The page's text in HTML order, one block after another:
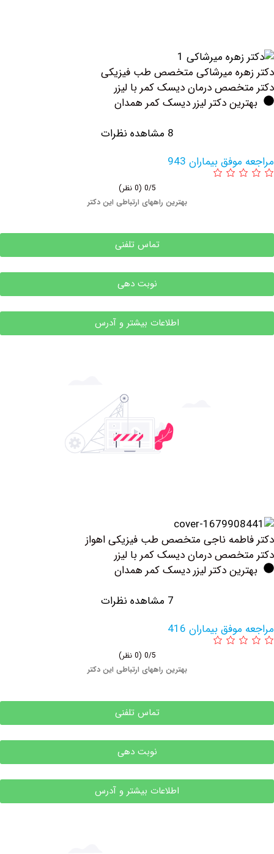
میرشاکی متخصص طب فیزیکی
درمان دیسک کمر با لیزر
دکتر لیزر دیسک کمر همدان
بیماران 943
بهترین راههای ارتباطی این دکتر
تماس تلفنی
نوبت دهی
اطلاعات بیشتر و آدرس
ناجی متخصص طب فیزیکی اهواز
درمان دیسک کمر با لیزر
دکتر لیزر دیسک کمر همدان
بیماران 416
بهترین راههای ارتباطی این دکتر
تماس تلفنی
نوبت دهی
اطلاعات بیشتر و آدرس